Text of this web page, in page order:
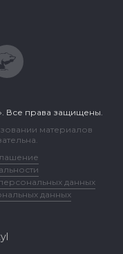
Все права защищены.
материалов
данных
данных